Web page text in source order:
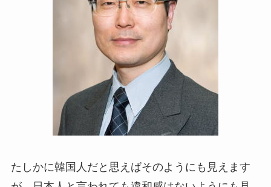
たしかに韓国人だと思えばそのようにも見えます